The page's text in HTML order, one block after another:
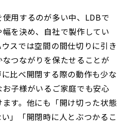
用するのが多い中、LDBで
を決め、自社で製作してい
スでは空間の間仕切りに引き
つながりを保たせることが
比べ開閉する際の動作も少な
子様がいるご家庭でも安心
す。他にも「開け切った状態
」「開閉時に人とぶつかるこ